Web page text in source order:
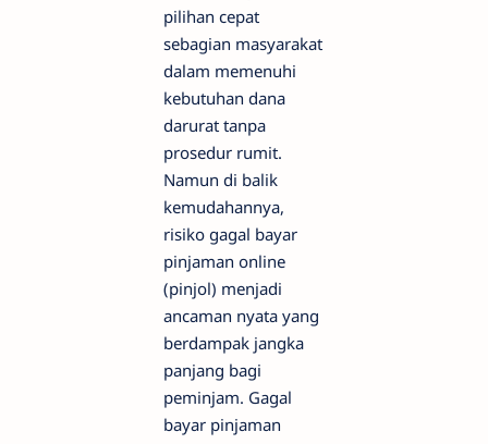
pilihan cepat
sebagian masyarakat
dalam memenuhi
kebutuhan dana
darurat tanpa
prosedur rumit.
Namun di balik
kemudahannya,
risiko gagal bayar
pinjaman online
(pinjol) menjadi
ancaman nyata yang
berdampak jangka
panjang bagi
peminjam. Gagal
bayar pinjaman